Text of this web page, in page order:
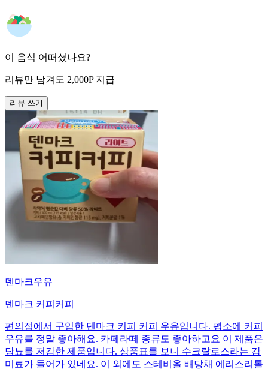
이 음식 어떠셨나요?
리뷰만 남겨도 2,000P 지급
리뷰 쓰기
덴마크우유
덴마크 커피커피
편의점에서 구입한 덴마크 커피 커피 우유입니다. 평소에 커피
우유를 정말 좋아해요. 카페라떼 종류도 좋아하고요 이 제품은
당뇨를 저감한 제품입니다. 상품표를 보니 수크랄로스라는 감
미료가 들어가 있네요. 이 외에도 스테비올 배당채 에리스리톨